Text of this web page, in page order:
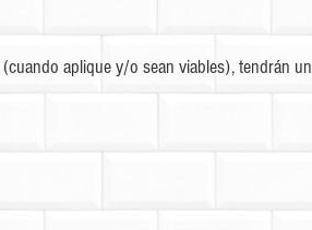
aplique y/o sean viables), tendrán un